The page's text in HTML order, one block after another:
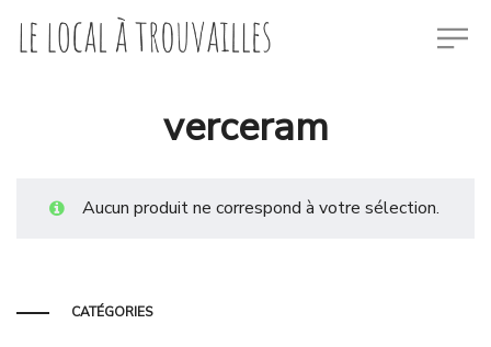
verceram
Aucun produit ne correspond à votre sélection.
CATÉGORIES